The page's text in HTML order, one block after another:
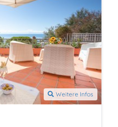
Weitere Infos